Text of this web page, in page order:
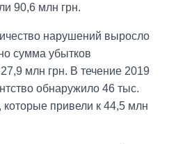
90,6 млн грн.
нарушений выросло
сумма убытков
млн грн. В течение 2019
обнаружило 46 тыс.
привели к 44,5 млн